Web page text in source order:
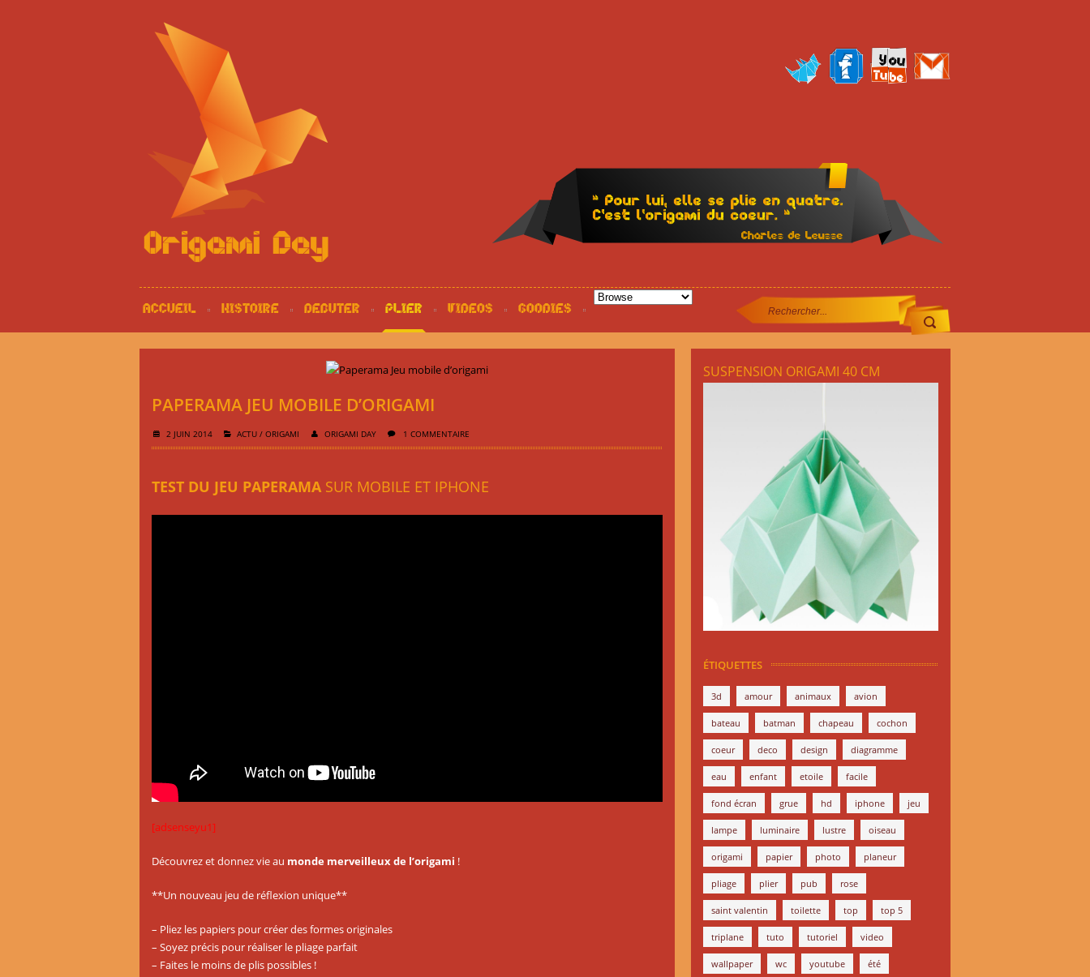
ACCUEIL HISTOIRE DEBUTER PLIER VIDEOS GOODIES
PAPERAMA JEU MOBILE D’ORIGAMI
2 JUIN 2014 ACTU / ORIGAMI ORIGAMI DAY 1 COMMENTAIRE
TEST DU JEU PAPERAMASUR MOBILE ET IPHONE
[adsenseyu1]
Découvrez et donnez vie au monde merveilleux de l’origami !
**Un nouveau jeu de réflexion unique**
– Pliez les papiers pour créer des formes originales
– Soyez précis pour réaliser le pliage parfait
– Faites le moins de plis possibles !
SUSPENSION ORIGAMI 40 CM
ÉTIQUETTES
3d amour animaux avion
bateau batman chapeau cochon
coeur deco design diagramme
eau enfant etoile facile
fond écran grue hd iphone jeu
lampe luminaire lustre oiseau
origami papier photo planeur
pliage plier pub rose
saint valentin toilette top top 5
triplane tuto tutoriel video
wallpaper wc youtube été